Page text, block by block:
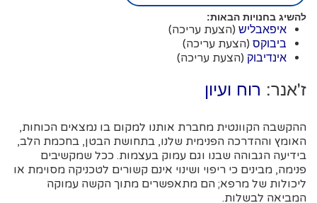
להשיג בחנויות הבאות:
איפאבליש (הצעת עריכה)
ביבוקס (הצעת עריכה)
אינדיבוק (הצעת עריכה)
ז'אנר: רוח ועיון
ההקשבה הקוונטית מחברת אותנו למקום בו נמצאים הכוחות,
האומץ וההדרכה הפנימית שלנו, בתחושת הבטן, בחכמת הלב,
בידיעה הגבוהה שבנו וגם עמוק בעצמות. ככל שמקשיבים
פנימה, מבינים כי ריפוי ושינוי אינם קשורים לטכניקה מסוימת או
ליכולות של מרפא; הם מתאפשרים מתוך הקשה עמוקה
המביאה לבשלות.